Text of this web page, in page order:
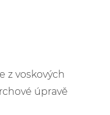
z voskových
úpravě